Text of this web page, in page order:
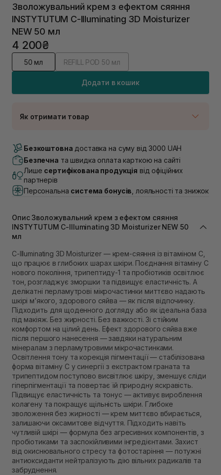
Зволожувальний крем з ефектом сяяння
INSTYTUTUM C-Illuminating 3D Moisturizer
NEW 50 мл
4 200₴
50 мл REFILL POD 50 мл
Додати в кошик
Як отримати товар
В наявності
Самовивіз м. Луцьк, вул. Винниченка 4
В наявності
Самовивіз м. Львів, вул. Академіка Підстригача, 1В
(Duck’s Lake)
В наявності
В наявності
Самовивіз м. Львів, вул. Степана Бандери 45
В наявності
Самовивіз м. Рівне, вул. Кулика і Гудачека 23 (ТЦ
Екватор)
В наявності
Безкоштовна доставка на суму від 3000 UAH
Безпечна та швидка оплата карткою на сайті
Лише сертифікована продукція від офіційних
партнерів
Персональна система бонусів , лояльності та знижок
Опис Зволожувальний крем з ефектом сяяння
INSTYTUTUM C-Illuminating 3D Moisturizer NEW 50
мл
C-Illuminating 3D Moisturizer — крем-сяяння із вітаміном С,
що працює в глибоких шарах шкіри. Поєднання вітаміну С
нового покоління, трипептиду-1 та пробіотиків освітлює
тон, розгладжує зморшки та підвищує еластичність. А
делікатні перламутрові мікрочастинки миттєво надають
шкірі м’якого, здорового сяйва — як після відпочинку.
Підходить для щоденного догляду або як ідеальна база
під макіяж. Без жирності. Без важкості. Зі стійким
комфортом на цілий день. Ефект здорового сяйва вже
після першого нанесення — завдяки натуральним
мінералам з перламутровими мікрочастинками.
Освітлення тону та корекція пігментації — стабілізована
форма вітаміну С у синергії з екстрактом граната та
трипептидом поступово висвітлює шкіру, зменшує сліди
гіперпігментації та повертає їй природну яскравість.
Підвищує еластичність та тонус — активує вироблення
колагену та покращує щільність шкіри. Глибоке
зволоження без жирності — крем миттєво вбирається,
залишаючи оксамитове відчуття. Підходить навіть
чутливій шкірі — формула без агресивних компонентів, з
пробіотиками та заспокійливими інгредієнтами. Захист
від окиснювального стресу та фотостаріння — потужні
антиоксиданти нейтралізують дію вільних радикалів та
забруднення.